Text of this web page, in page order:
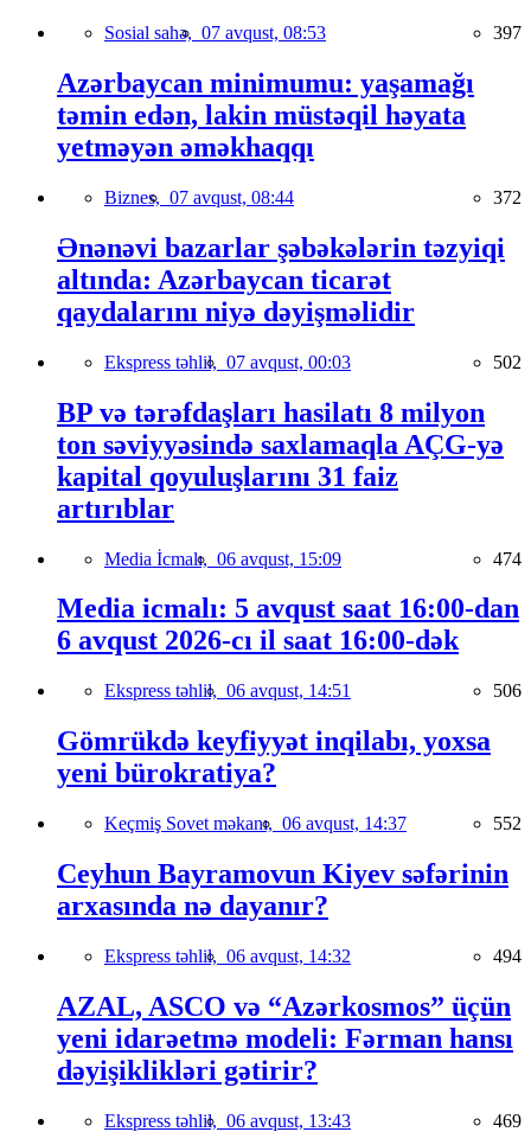
Sosial sahə, 07 avqust, 08:53 397
Azərbaycan minimumu: yaşamağı
təmin edən, lakin müstəqil həyata
yetməyən əməkhaqqı
Biznes, 07 avqust, 08:44 372
Ənənəvi bazarlar şəbəkələrin təzyiqi
altında: Azərbaycan ticarət
qaydalarını niyə dəyişməlidir
Ekspress təhlil, 07 avqust, 00:03 502
BP və tərəfdaşları hasilatı 8 milyon
ton səviyyəsində saxlamaqla AÇG-yə
kapital qoyuluşlarını 31 faiz
artırıblar
Media İcmalı, 06 avqust, 15:09 474
Media icmalı: 5 avqust saat 16:00-dan
6 avqust 2026-cı il saat 16:00-dək
Ekspress təhlil, 06 avqust, 14:51 506
Gömrükdə keyfiyyət inqilabı, yoxsa
yeni bürokratiya?
Keçmiş Sovet məkanı, 06 avqust, 14:37 552
Ceyhun Bayramovun Kiyev səfərinin
arxasında nə dayanır?
Ekspress təhlil, 06 avqust, 14:32 494
AZAL, ASCO və “Azərkosmos” üçün
yeni idarəetmə modeli: Fərman hansı
dəyişiklikləri gətirir?
Ekspress təhlil, 06 avqust, 13:43 469